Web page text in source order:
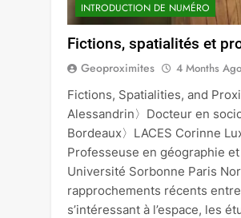
INTRODUCTION DE NUMÉRO
Fictions, spatialités et
Geoproximites 4 Months Ago
Fictions, Spatialities, and
Alessandrin〉Docteur en
Bordeaux〉LACES Corinne
Professeuse en géographie et
Université Sorbonne Paris
rapprochements récents
s’intéressant à l’espace, les